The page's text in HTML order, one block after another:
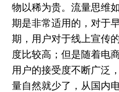
物以稀为贵。流量思维
期是非常适用的，对于
期，用户对于线上宣传
度比较高；但是随着电
用户的接受度不断广泛
量自然就少了，从国内